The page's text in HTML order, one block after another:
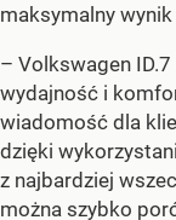
maksymalny wynik
– Volkswagen
wydajność i
wiadomość dla
dzięki
z najbardziej
można szybko